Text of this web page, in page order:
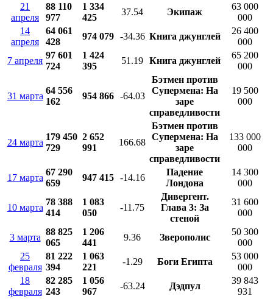
21
апреля
88 110
977
1 334
425
37.54 Экипаж
63 000
000
14
апреля
64 061
428
974 079 -34.36 Книга джунглей
26 400
000
7 апреля
97 601
724
1 424
395
51.19 Книга джунглей
65 200
000
31 марта
64 556
162
954 866 -64.03
Бэтмен против
Супермена: На
заре
справедливости
19 500
000
24 марта
179 450
729
2 652
991
166.68
Бэтмен против
Супермена: На
заре
справедливости
133 000
000
17 марта
67 290
659
947 415 -14.16
Падение
Лондона
14 300
000
10 марта
78 388
414
1 083
050
-11.75
Дивергент.
Глава 3: За
стеной
31 600
000
3 марта
88 825
065
1 206
441
9.36 Зверополис
50 300
000
25
февраля
81 222
394
1 063
221
-1.29 Боги Египта
53 000
000
18
февраля
82 285
243
1 056
967
-63.24 Дэдпул
39 843
931